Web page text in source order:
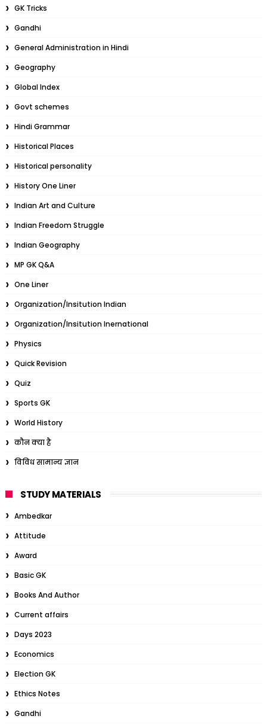
GK Tricks
Gandhi
General Administration in Hindi
Geography
Global Index
Govt schemes
Hindi Grammar
Historical Places
Historical personality
History One Liner
Indian Art and Culture
Indian Freedom Struggle
Indian Geography
MP GK Q&A
One Liner
Organization/Insitution Indian
Organization/Insitution Inernational
Physics
Quick Revision
Quiz
Sports GK
World History
कौन क्या है
विविध सामान्य ज्ञान
STUDY MATERIALS
Ambedkar
Attitude
Award
Basic GK
Books And Author
Current affairs
Days 2023
Economics
Election GK
Ethics Notes
Gandhi